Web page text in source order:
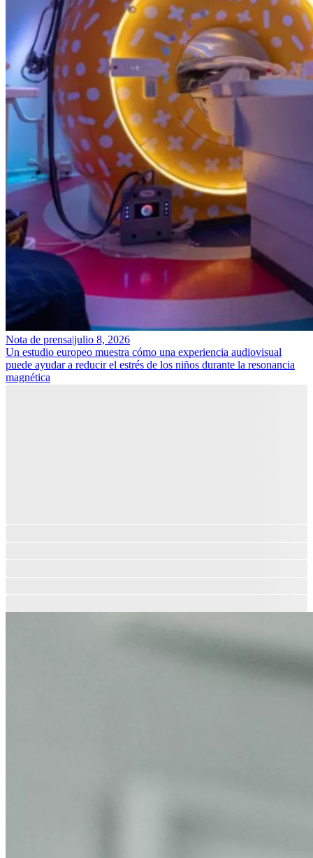
Nota de prensa|julio 8, 2026
Un estudio europeo muestra cómo una experiencia audiovisual
puede ayudar a reducir el estrés de los niños durante la resonancia
magnética